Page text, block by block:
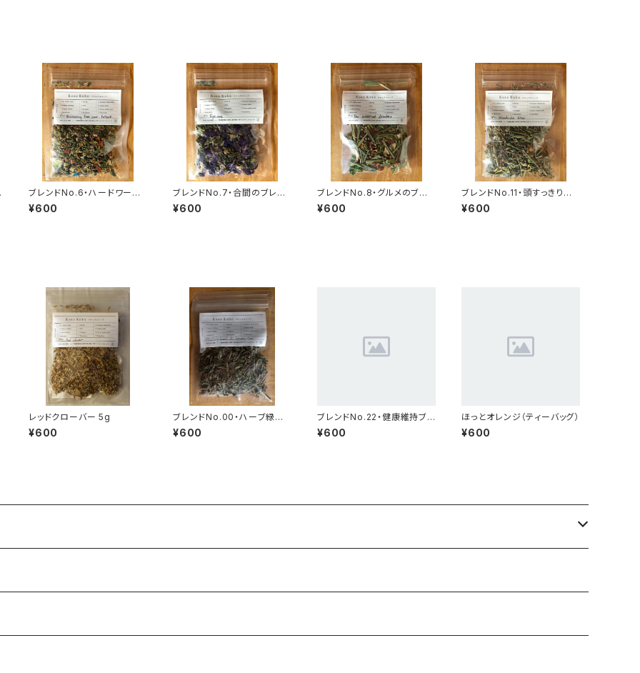
ブレンドNo.6・ハードワーク
サポート(5g)
¥600
ブレンドNo.7・合間のブレン
ド(5g) ※旧：疲れ目によい
ブレンド
¥600
ブレンドNo.8・グルメのブレ
ンド(8g) ※旧：整腸ブレン
ド
¥600
ブレンドNo.11・頭すっきりブ
レンド(5g) ※旧：頭痛どう
にかしたいブレンド
¥600
レッドクローバー 5g
¥600
ブレンドNo.00・ハーブ緑茶
（ホーリーバジル）(8g)
¥600
ブレンドNo.22・健康維持ブレ
ンド(10g)
¥600
ほっとオレンジ（ティーバッグ）
¥600